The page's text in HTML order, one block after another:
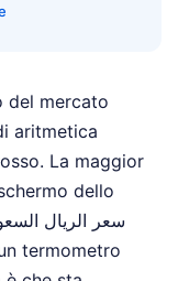
del mercato
aritmetica
La maggior
dello